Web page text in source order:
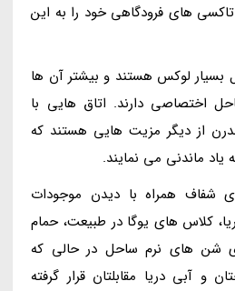
های فرودگاهی خود را به این
لوکس هستند و بیشتر آن ها
اختصاصی دارند. اتاق هایی با
از دیگر مزیت هایی هستند که
یاد ماندنی می نمایند.
شفاف همراه با دیدن موجودات
کلاس های یوگا در طبیعت، حمام
شن های نرم ساحل در حالی که
و آبی دریا مقابلتان قرار گرفته